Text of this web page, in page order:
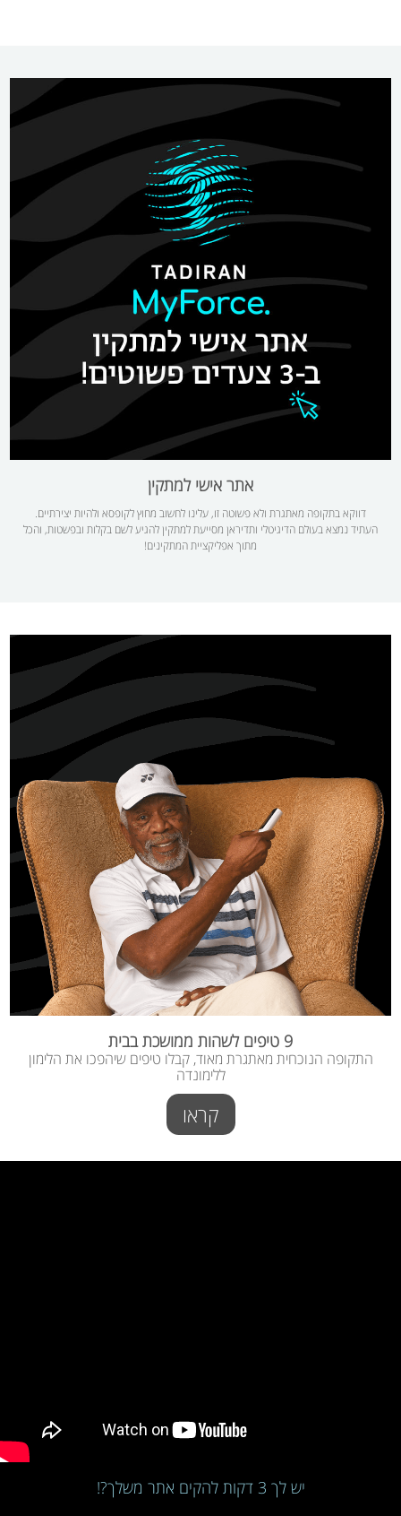
אתר אישי למתקין
דווקא בתקופה מאתגרת ולא פשוטה זו, עלינו לחשוב מחוץ לקופסא ולהיות יצירתיים.
העתיד נמצא בעולם הדיגיטלי ותדיראן מסייעת למתקין להגיע לשם בקלות ובפשטות, והכל
מתוך אפליקציית המתקינים!
9 טיפים לשהות ממושכת בבית
התקופה הנוכחית מאתגרת מאוד, קבלו טיפים שיהפכו את הלימון
ללימונדה
קראו
יש לך 3 דקות להקים אתר משלך?!